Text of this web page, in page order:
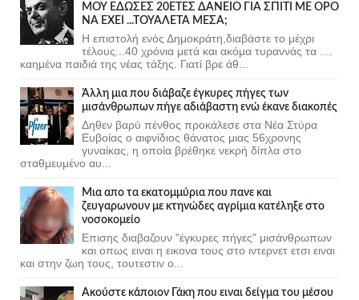
ΜΟΥ ΕΔΩΣΕΣ 20ΕΤΕΣ ΔΑΝΕΙΟ ΓΙΑ ΣΠΙΤΙ ΜΕ ΟΡΟ
ΝΑ ΕΧΕΙ ...ΤΟΥΑΛΕΤΑ ΜΕΣΑ;
Η επιστολή ενός Δημοκράτη,διαβάστε το μέχρι
τέλους...40 χρόνια μετά και ακόμα τυραννάς τα ....
καημένα παιδιά της νέας τάξης. Γιατί βρε άθ...
Άλλη μια που διάβαζε έγκυρες πήγες των
μισάνθρωπων πήγε αδιάβαστη ενώ έκανε διακοπές
Δηθεν βαρύ πένθος προκάλεσε στα Νέα Στύρα
Ευβοίας ο αιφνίδιος θάνατος μιας 56χρονης
γυναίκας, η οποία βρέθηκε νεκρή δίπλα στο
σταθμευμένο αυ...
Μια απο τα εκατομμύρια που πανε και
ζευγαρωνουν με κτηνώδες αγρίμια κατέληξε στο
νοσοκομείο
Επισης διαβαζουν "έγκυρες πήγες" μισάνθρωπων
και οπως ειναι η εικονα τους στο ιντερνετ ετσι ειναι
και στην ζωη τους, τουτεστιν ο...
Ακούστε κάποιον Γάκη που ειναι δείγμα του μέσου